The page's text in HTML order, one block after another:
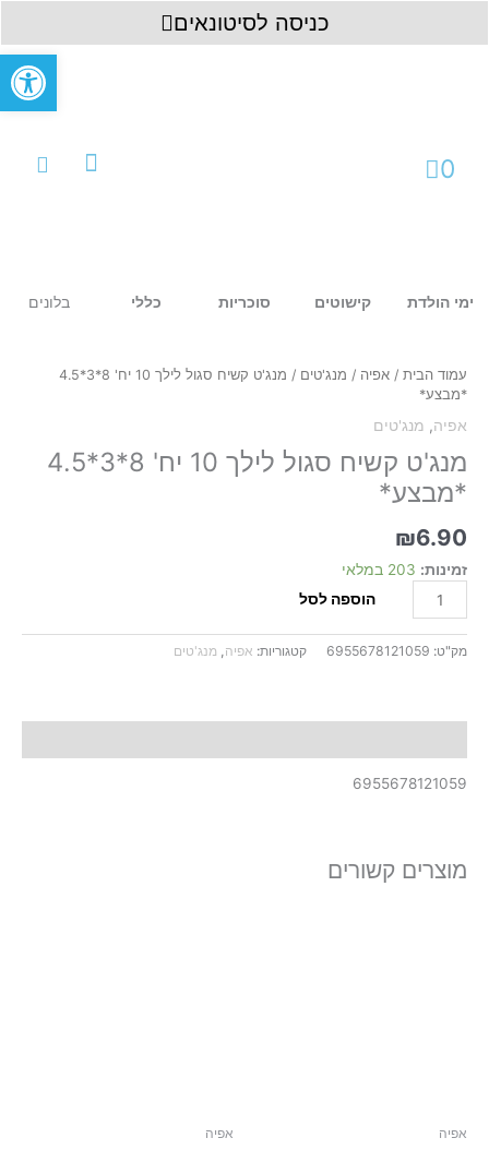
כניסה לסיטונאים
0
עגלת
ימי הולדת קישוטים סוכריות כללי בלונים
עמוד הבית / אפיה / מנג'טים
/ מנג'ט קשיח סגול לילך 10 יח' 8*3*4.5
*מבצע*
אפיה, מנג'טים
מנג'ט קשיח סגול לילך 10 יח' 8*3*4.5
*מבצע*
₪6.90
זמינות: 203 במלאי
מנג'ט
קשיח
לילך
10
יח'
8*3*4.5
הוספה לסל
מק"ט: 6955678121059 קטגוריות: אפיה, מנג'טים
6955678121059
מוצרים קשורים
אפיה אפיה
פתח